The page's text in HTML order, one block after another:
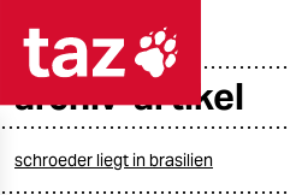
taz zahl ich
archiv-artikel
schroeder liegt in brasilien